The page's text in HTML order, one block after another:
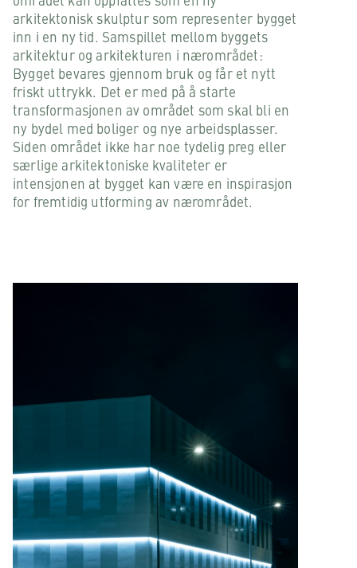
arkitektonisk skulptur som representer bygget
inn i en ny tid. Samspillet mellom byggets
arkitektur og arkitekturen i nærområdet:
Bygget bevares gjennom bruk og får et nytt
friskt uttrykk. Det er med på å starte
transformasjonen av området som skal bli en
ny bydel med boliger og nye arbeidsplasser.
Siden området ikke har noe tydelig preg eller
særlige arkitektoniske kvaliteter er
intensjonen at bygget kan være en inspirasjon
for fremtidig utforming av nærområdet.